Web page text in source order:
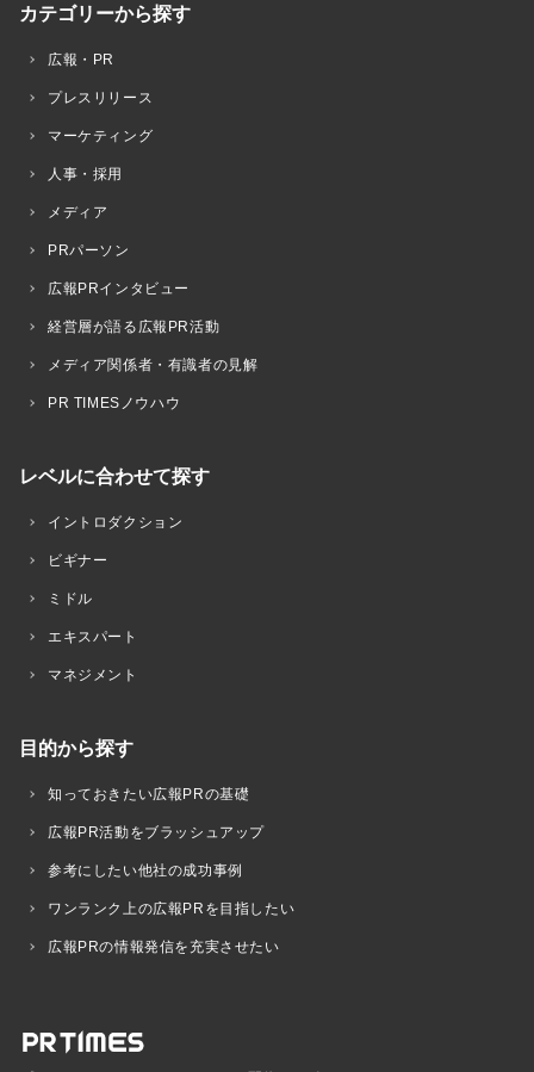
カテゴリーから探す
広報・PR
プレスリリース
マーケティング
人事・採用
メディア
PRパーソン
広報PRインタビュー
経営層が語る広報PR活動
メディア関係者・有識者の見解
PR TIMESノウハウ
レベルに合わせて探す
イントロダクション
ビギナー
ミドル
エキスパート
マネジメント
目的から探す
知っておきたい広報PRの基礎
広報PR活動をブラッシュアップ
参考にしたい他社の成功事例
ワンランク上の広報PRを目指したい
広報PRの情報発信を充実させたい